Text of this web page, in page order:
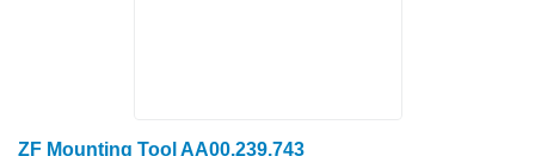
ZF Mounting Tool AA00.239.743